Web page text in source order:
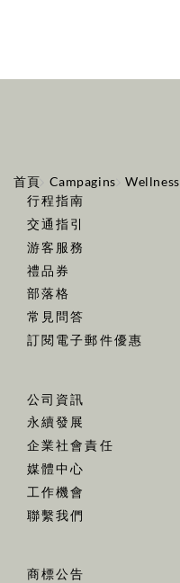
首頁 Campagins Wellness
行程指南
交通指引
游客服務
禮品券
部落格
常見問答
訂閱電子郵件優惠
公司資訊
永續發展
企業社會責任
媒體中心
工作機會
聯繫我們
商標公告